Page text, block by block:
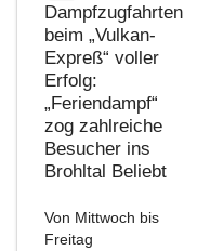
Dampfzugfahrten
beim „Vulkan-
Expreß“ voller
Erfolg:
„Feriendampf“
zog zahlreiche
Besucher ins
Brohltal Beliebt
Von Mittwoch bis
Freitag